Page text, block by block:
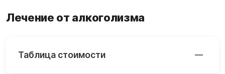
Лечение от алкоголизма
Таблица стоимости